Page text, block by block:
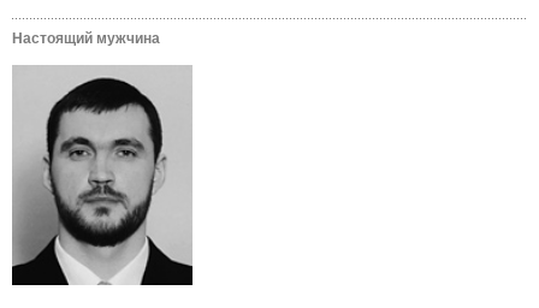
Настоящий мужчина